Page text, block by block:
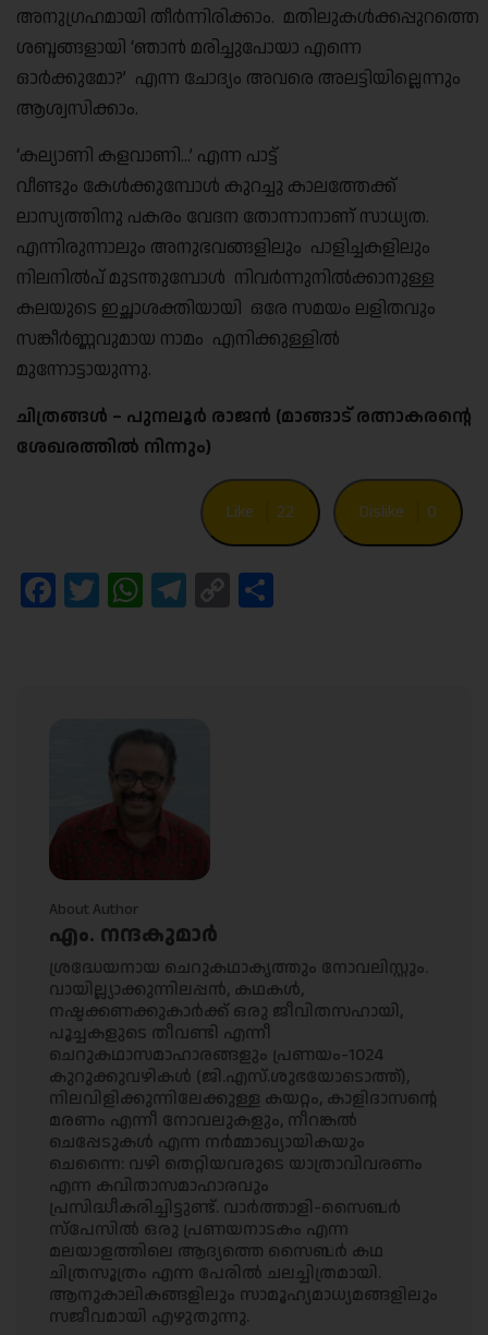
അനുഗ്രഹമായി തീർന്നിരിക്കാം. മതിലുകൾക്കപ്പുറത്തെ
ശബ്ദങ്ങളായി ‘ഞാൻ മരിച്ചുപോയാ എന്നെ
ഓർക്കുമോ?’ എന്ന ചോദ്യം അവരെ അലട്ടിയില്ലെന്നും
ആശ്വസിക്കാം.
‘കല്യാണി കളവാണി…’ എന്ന പാട്ട്
വീണ്ടും കേൾക്കുമ്പോൾ കുറച്ചു കാലത്തേക്ക്
ലാസ്യത്തിനു പകരം വേദന തോന്നാനാണ് സാധ്യത.
എന്നിരുന്നാലും അനുഭവങ്ങളിലും പാളിച്ചകളിലും
നിലനിൽപ് മുടന്തുമ്പോൾ നിവർന്നുനിൽക്കാനുള്ള
കലയുടെ ഇച്ഛാശക്തിയായി ഒരേ സമയം ലളിതവും
സങ്കീർണ്ണവുമായ നാമം എനിക്കുള്ളിൽ
മുന്നോട്ടായുന്നു.
ചിത്രങ്ങൾ – പുനലൂർ രാജൻ (മാങ്ങാട് രത്നാകരന്റെ
ശേഖരത്തിൽ നിന്നും)
Like 22 Dislike 0
Facebook
Twitter
WhatsApp
Telegram
Copy
Link
About Author
എം. നന്ദകുമാർ
ശ്രദ്ധേയനായ ചെറുകഥാകൃത്തും നോവലിസ്റ്റും.
വായില്ല്യാക്കുന്നിലപ്പൻ, കഥകൾ,
നഷ്ടക്കണക്കുകാർക്ക് ഒരു ജീവിതസഹായി,
പൂച്ചകളുടെ തീവണ്ടി എന്നീ
ചെറുകഥാസമാഹാരങ്ങളും പ്രണയം-1024
കുറുക്കുവഴികൾ (ജി.എസ്.ശുഭയോടൊത്ത്),
നിലവിളിക്കുന്നിലേക്കുള്ള കയറ്റം, കാളിദാസന്റെ
മരണം എന്നീ നോവലുകളും, നീറങ്കൽ
ചെപ്പേടുകൾ എന്ന നർമ്മാഖ്യായികയും
ചെന്നൈ: വഴി തെറ്റിയവരുടെ യാത്രാവിവരണം
എന്ന കവിതാസമാഹാരവും
പ്രസിദ്ധീകരിച്ചിട്ടുണ്ട്. വാർത്താളി-സൈബർ
സ്പേസിൽ ഒരു പ്രണയനാടകം എന്ന
മലയാളത്തിലെ ആദ്യത്തെ സൈബർ കഥ
ചിത്രസൂത്രം എന്ന പേരിൽ ചലച്ചിത്രമായി.
ആനുകാലികങ്ങളിലും സാമൂഹ്യമാധ്യമങ്ങളിലും
സജീവമായി എഴുതുന്നു.